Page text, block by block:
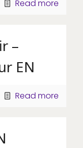
Read more
–
EN
Read more